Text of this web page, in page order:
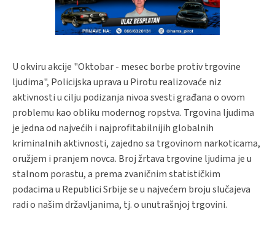
U okviru akcije "Oktobar - mesec borbe protiv trgovine
ljudima", Policijska uprava u Pirotu realizovaće niz
aktivnosti u cilju podizanja nivoa svesti građana o ovom
problemu kao obliku modernog ropstva. Trgovina ljudima
je jedna od najvećih i najprofitabilnijih globalnih
kriminalnih aktivnosti, zajedno sa trgovinom narkoticama,
oružjem i pranjem novca. Broj žrtava trgovine ljudima je u
stalnom porastu, a prema zvaničnim statističkim
podacima u Republici Srbije se u najvećem broju slučajeva
radi o našim državljanima, tj. o unutrašnjoj trgovini.